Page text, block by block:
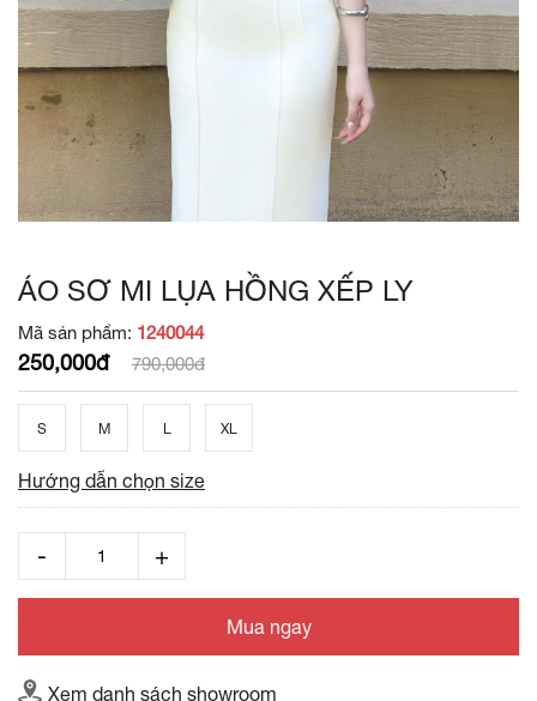
ÁO SƠ MI LỤA HỒNG XẾP LY
Mã sản phẩm: 1240044
250,000đ 790,000đ
S M L XL
Hướng dẫn chọn size
Mua ngay
Xem danh sách showroom